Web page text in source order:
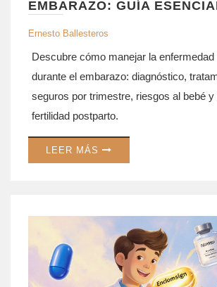
EMBARAZO: GUÍA
FUTURAS MADRES
Ernesto Ballesteros
Descubre cómo manejar la
durante el embarazo: diagnóstico,
seguros por trimestre, riesgos al bebé
fertilidad postparto.
LEER MÁS